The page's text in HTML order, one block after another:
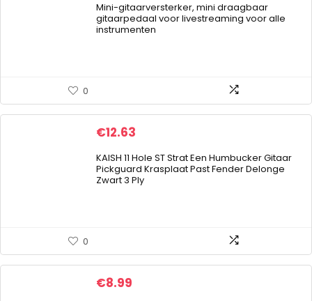
Mini-gitaarversterker, mini draagbaar
gitaarpedaal voor livestreaming voor alle
instrumenten
0
€12.63
KAISH 11 Hole ST Strat Een Humbucker Gitaar
Pickguard Krasplaat Past Fender Delonge
Zwart 3 Ply
0
€8.99